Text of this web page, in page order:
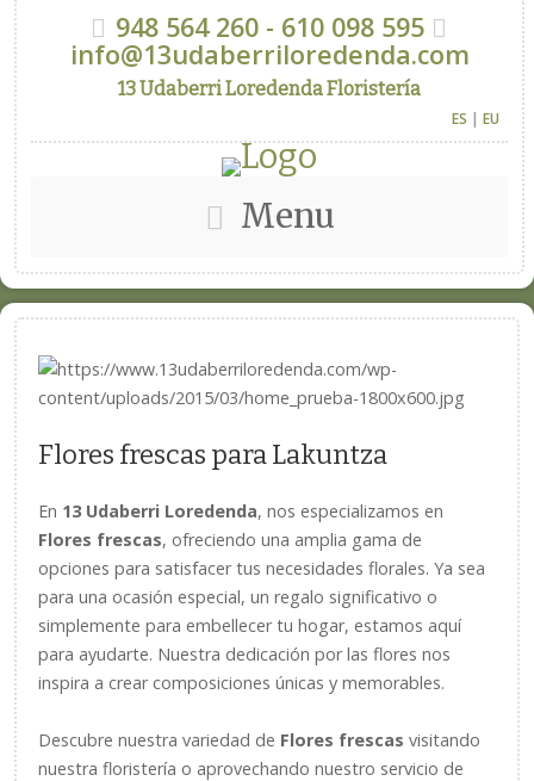
948 564 260 - 610 098 595
info@13udaberriloredenda.com
13 Udaberri Loredenda Floristería
ES | EU
Menu
Flores frescas para Lakuntza
En 13 Udaberri Loredenda, nos especializamos en
Flores frescas, ofreciendo una amplia gama de
opciones para satisfacer tus necesidades florales. Ya sea
para una ocasión especial, un regalo significativo o
simplemente para embellecer tu hogar, estamos aquí
para ayudarte. Nuestra dedicación por las flores nos
inspira a crear composiciones únicas y memorables.
Descubre nuestra variedad de Flores frescas visitando
nuestra floristería o aprovechando nuestro servicio de